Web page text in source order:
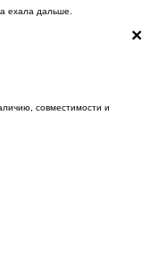
ехала дальше.
×
совместимости и